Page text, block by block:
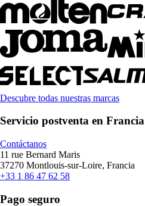
Descubre todas nuestras marcas
Servicio postventa en Francia
Contáctanos
11 rue Bernard Maris
37270 Montlouis-sur-Loire, Francia
+33 1 86 47 62 58
Pago seguro